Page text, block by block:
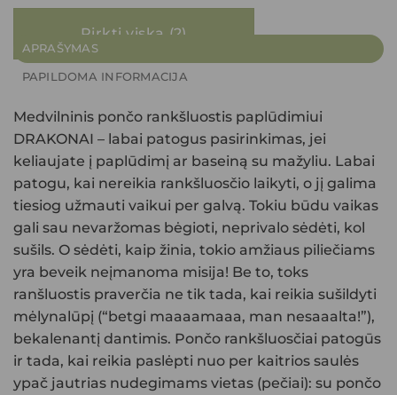
Pirkti viską 2
APRAŠYMAS
PAPILDOMA INFORMACIJA
Medvilninis pončo rankšluostis paplūdimiui
DRAKONAI – labai patogus pasirinkimas, jei
keliaujate į paplūdimį ar baseiną su mažyliu. Labai
patogu, kai nereikia rankšluosčio laikyti, o jį galima
tiesiog užmauti vaikui per galvą. Tokiu būdu vaikas
gali sau nevaržomas bėgioti, neprivalo sėdėti, kol
sušils. O sėdėti, kaip žinia, tokio amžiaus piliečiams
yra beveik neįmanoma misija! Be to, toks
ranšluostis praverčia ne tik tada, kai reikia sušildyti
mėlynalūpį (“betgi maaaamaaa, man nesaaalta!”),
bekalenantį dantimis. Pončo rankšluosčiai patogūs
ir tada, kai reikia paslėpti nuo per kaitrios saulės
ypač jautrias nudegimams vietas (pečiai): su pončo